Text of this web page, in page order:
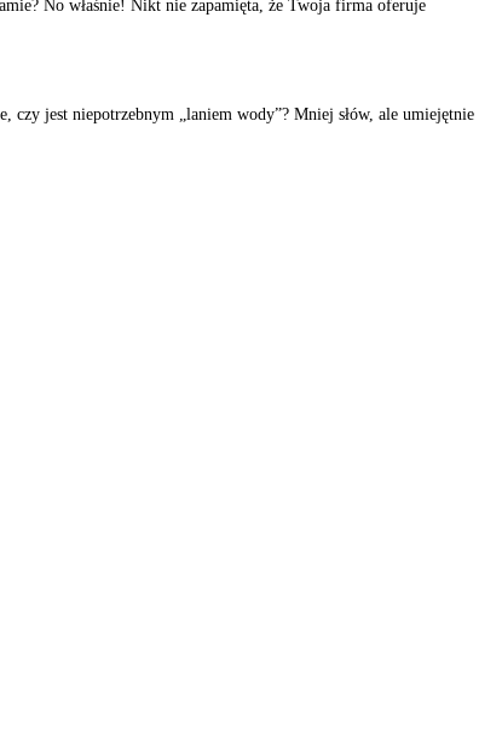
No właśnie! Nikt nie zapamięta, że Twoja firma oferuje
czy jest niepotrzebnym „laniem wody”? Mniej słów, ale umiejętnie